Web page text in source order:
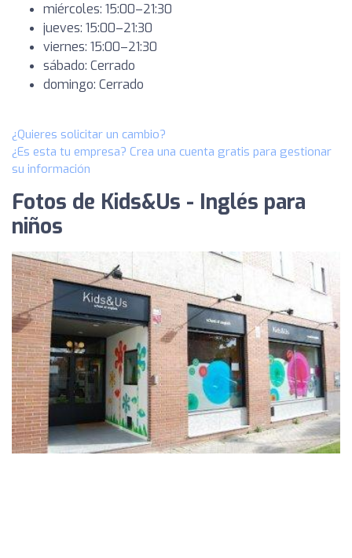
miércoles: 15:00–21:30
jueves: 15:00–21:30
viernes: 15:00–21:30
sábado: Cerrado
domingo: Cerrado
¿Quieres solicitar un cambio?
¿Es esta tu empresa? Crea una cuenta gratis para gestionar
su información
Fotos de Kids&Us - Inglés para
niños